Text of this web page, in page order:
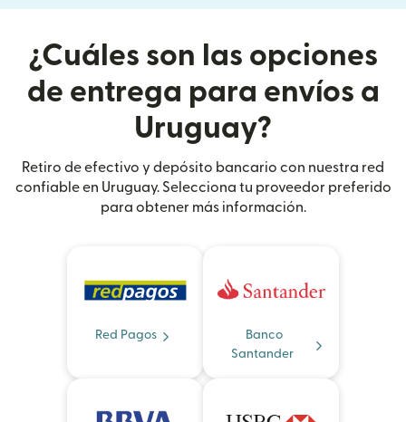
¿Cuáles son las opciones
de entrega para envíos a
Uruguay?
Retiro de efectivo y depósito bancario con nuestra red
confiable en Uruguay. Selecciona tu proveedor preferido
para obtener más información.
Red Pagos
Banco
Santander